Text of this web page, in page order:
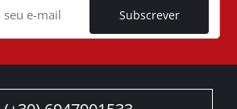
Subscrever